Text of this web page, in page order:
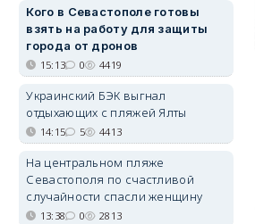
Кого в Севастополе готовы
взять на работу для защиты
города от дронов
15:13 0 4419
Украинский БЭК выгнал
отдыхающих с пляжей Ялты
14:15 5 4413
На центральном пляже
Севастополя по счастливой
случайности спасли женщину
13:38 0 2813